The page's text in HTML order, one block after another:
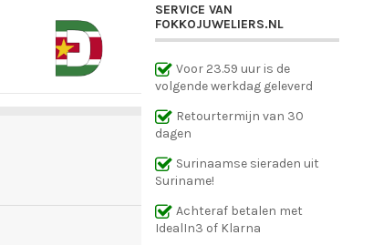
SERVICE VAN
FOKKOJUWELIERS.NL
Voor 23.59 uur is de
volgende werkdag geleverd
Retourtermijn van 30
dagen
Surinaamse sieraden uit
Suriname!
Achteraf betalen met
IdealIn3 of Klarna